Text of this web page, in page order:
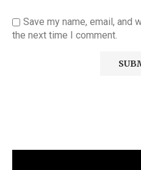
Save my name, email,
the next time I comment.